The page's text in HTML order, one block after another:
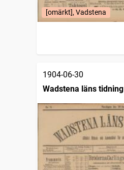
[omärkt], Vadstena
1904-06-30
Wadstena läns tidning